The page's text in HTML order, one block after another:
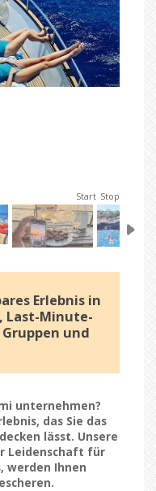
Start Stop
Erlebnis in
Last-Minute-
und
unternehmen?
das Sie das
lässt. Unsere
Leidenschaft für
werden Ihnen